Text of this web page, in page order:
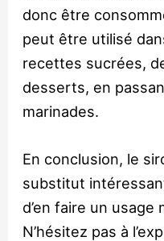
donc être
peut être utilisé
recettes sucrées,
desserts, en
marinades.
En conclusion, le
substitut
d’en faire un
N’hésitez pas à